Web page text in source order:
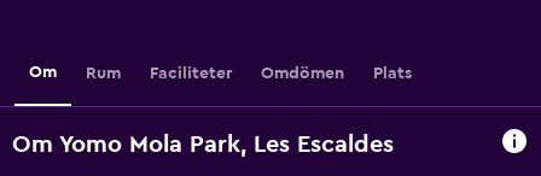
Om Rum Faciliteter Omdömen Plats
Om Yomo Mola Park, Les Escaldes